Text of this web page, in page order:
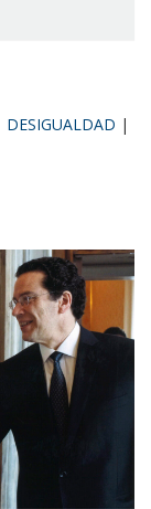
DESIGUALDAD |